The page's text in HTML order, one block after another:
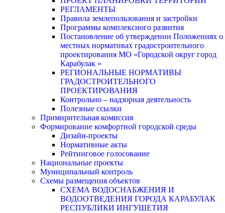
РЕГЛАМЕНТЫ
Правила землепользования и застройки
Программы комплексного развития
Постановление об утверждении Положениях о
местных нормативах градостроительного
проектирования МО «Городской округ город
Карабулак «
РЕГИОНАЛЬНЫЕ НОРМАТИВЫ
ГРАДОСТРОИТЕЛЬНОГО
ПРОЕКТИРОВАНИЯ
Контрольно – надзорная деятельность
Полезные ссылки
Примирительная комиссия
Формирование комфортной городской среды
Дизайн-проекты
Нормативные акты
Рейтинговое голосование
Национальные проекты
Муниципальный контроль
Схемы размещения объектов
СХЕМА ВОДОСНАБЖЕНИЯ И
ВОДООТВЕДЕНИЯ ГОРОДА КАРАБУЛАК
РЕСПУБЛИКИ ИНГУШЕТИЯ